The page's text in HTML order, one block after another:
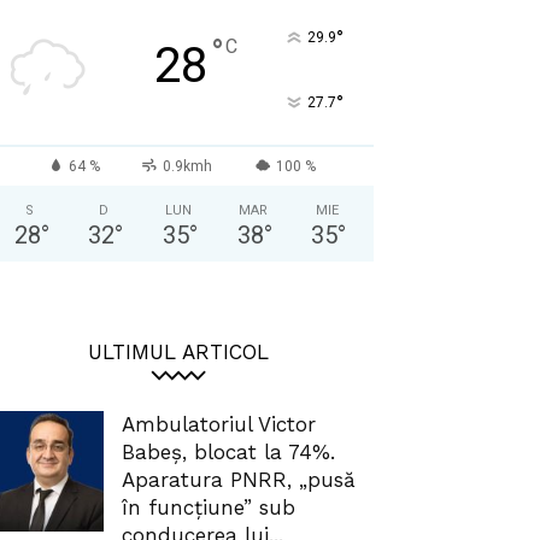
28 °C 29.9°
27.7°
64 % 0.9kmh 100 %
S
28°
D
32°
LUN
35°
MAR
38°
MIE
35°
ULTIMUL ARTICOL
Ambulatoriul Victor
Babeș, blocat la 74%.
Aparatura PNRR, „pusă
în funcțiune” sub
conducerea lui...